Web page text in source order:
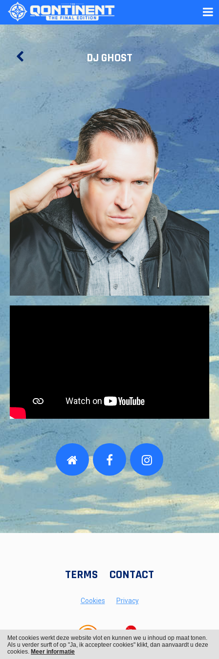
DJ GHOST
TERMS CONTACT
Cookies Privacy
Met cookies werkt deze website vlot en kunnen we u inhoud op maat tonen.
Als u verder surft of op "Ja, ik accepteer cookies" klikt, dan aanvaardt u deze
cookies. Meer informatie